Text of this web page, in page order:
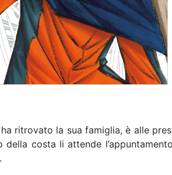
ritrovato la sua famiglia, è alle
costa li attende